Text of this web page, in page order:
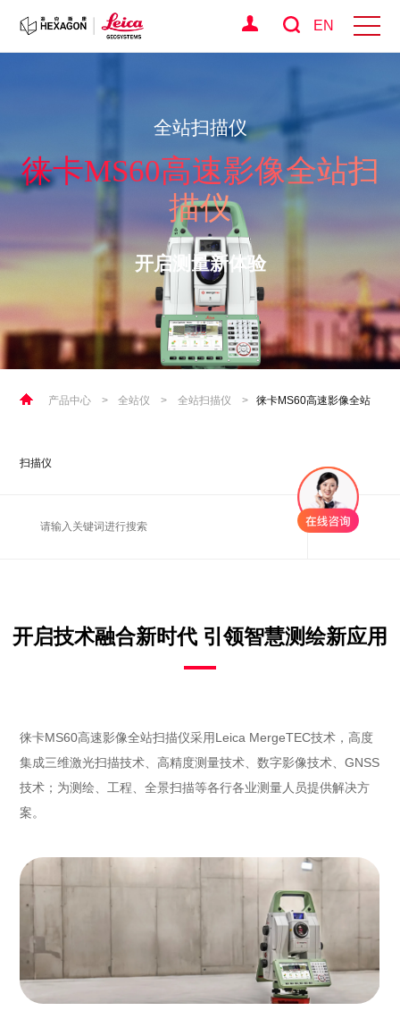
EN
全站扫描仪
徕卡MS60高速影像全站扫
描仪
开启测量新体验
产品中心 > 全站仪 > 全站扫描仪 > 徕卡MS60高速影像全站
扫描仪
开启技术融合新时代 引领智慧测绘新应用
徕卡MS60高速影像全站扫描仪采用Leica MergeTEC技术，高度
集成三维激光扫描技术、高精度测量技术、数字影像技术、GNSS
技术；为测绘、工程、全景扫描等各行各业测量人员提供解决方
案。